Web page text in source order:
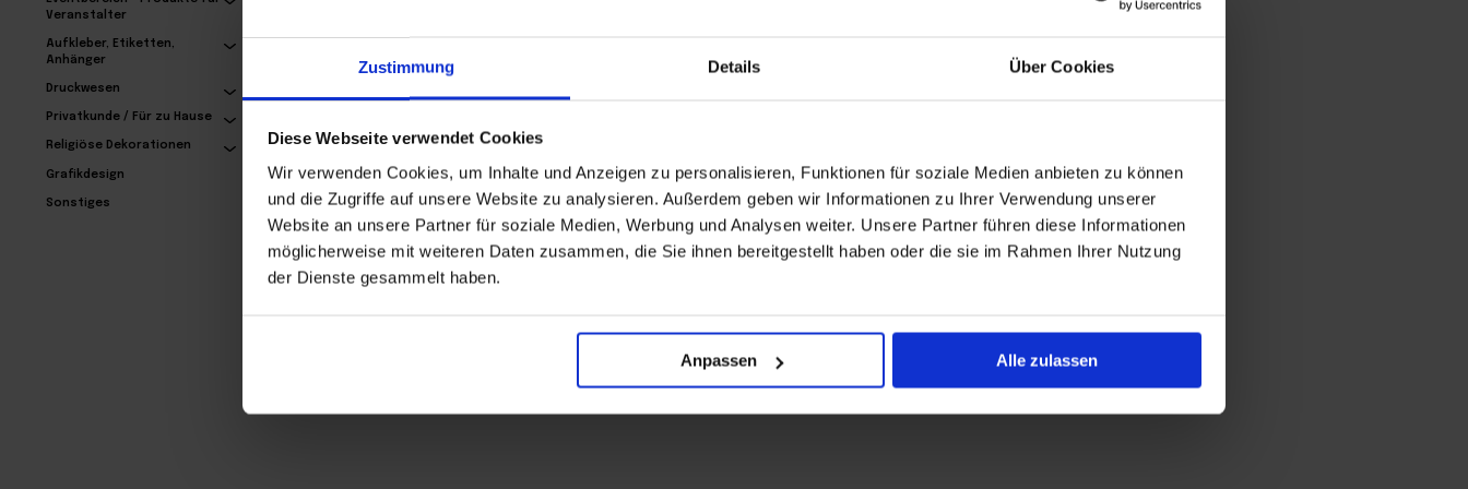
Zustimmung Details Über Cookies
Diese Webseite verwendet Cookies
Wir verwenden Cookies, um Inhalte und Anzeigen zu personalisieren, Funktionen für soziale Medien anbieten zu können
und die Zugriffe auf unsere Website zu analysieren. Außerdem geben wir Informationen zu Ihrer Verwendung unserer
Website an unsere Partner für soziale Medien, Werbung und Analysen weiter. Unsere Partner führen diese Informationen
möglicherweise mit weiteren Daten zusammen, die Sie ihnen bereitgestellt haben oder die sie im Rahmen Ihrer Nutzung
der Dienste gesammelt haben.
Anpassen Alle zulassen
Veranstalter
Aufkleber, Etiketten,
Anhänger
Druckwesen
Privatkunde / Für zu Hause
Religiöse Dekorationen
Grafikdesign
Sonstiges
Streifenvorhang
KÜHLSTREIFEN (Fertige